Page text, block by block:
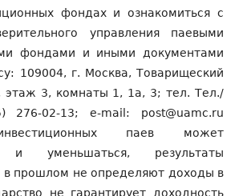
фондах и ознакомиться с
управления паевыми
фондами и иными документами
109004, г. Москва, Товарищеский
этаж 3, комнаты 1, 1а, 3; тел. Тел./
02-13; e-mail: post@uamc.ru
паев может
и уменьшаться, результаты
в прошлом не определяют доходы в
не гарантирует доходность